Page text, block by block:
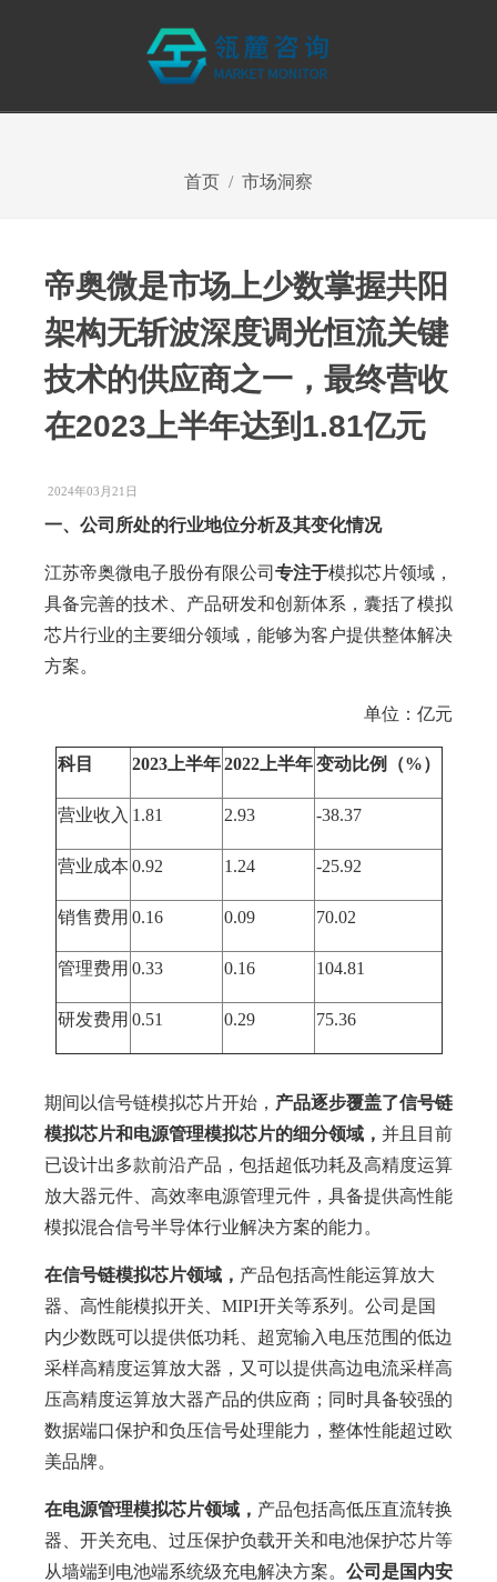
首页 市场洞察
帝奥微是市场上少数掌握共阳
架构无斩波深度调光恒流关键
技术的供应商之一，最终营收
在2023上半年达到1.81亿元
2024年03月21日
一、公司所处的行业地位分析及其变化情况
江苏帝奥微电子股份有限公司 专注于模拟芯片领域，
具备完善的技术、产品研发和创新体系，囊括了模拟
芯片行业的主要细分领域，能够为客户提供整体解决
方案。
单位：亿元
科目 2023上半年 2022上半年 变动比例（%）
营业收入 1.81 2.93 -38.37
营业成本 0.92 1.24 -25.92
销售费用 0.16 0.09 70.02
管理费用 0.33 0.16 104.81
研发费用 0.51 0.29 75.36
期间以信号链模拟芯片开始， 产品逐步覆盖了信号链
模拟芯片和电源管理模拟芯片的细分领域， 并且目前
已设计出多款前沿产品，包括超低功耗及高精度运算
放大器元件、高效率电源管理元件，具备提供高性能
模拟混合信号半导体行业解决方案的能力。
在信号链模拟芯片领域， 产品包括高性能运算放大
器、高性能模拟开关、MIPI开关等系列。公司是国
内少数既可以提供低功耗、超宽输入电压范围的低边
采样高精度运算放大器，又可以提供高边电流采样高
压高精度运算放大器产品的供应商；同时具备较强的
数据端口保护和负压信号处理能力，整体性能超过欧
美品牌。
在电源管理模拟芯片领域， 产品包括高低压直流转换
器、开关充电、过压保护负载开关和电池保护芯片等
从墙端到电池端系统级充电解决方案。 公司是国内安